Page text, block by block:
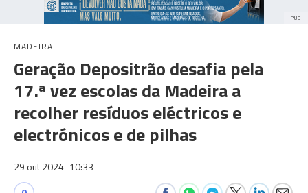
PUB
MADEIRA
Geração Depositrão desafia pela
17.ª vez escolas da Madeira a
recolher resíduos eléctricos e
electrónicos e de pilhas
29 out 2024 10:33